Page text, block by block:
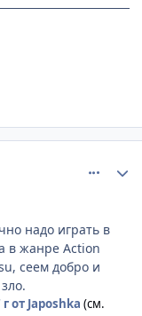
надо играть в
в жанре Action
сеем добро и
гот Japoshkа (см.